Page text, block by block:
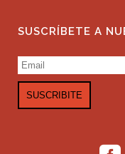
SUSCRÍBETE A